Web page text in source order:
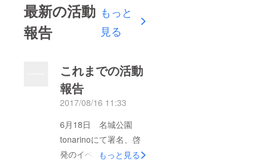
最新の活動
報告
もっと
見る
これまでの活動
報告
2017/08/16 11:33
6月18日 名城公園
tonarinoにて署名、啓
発のイベント開催！！
もっと見る